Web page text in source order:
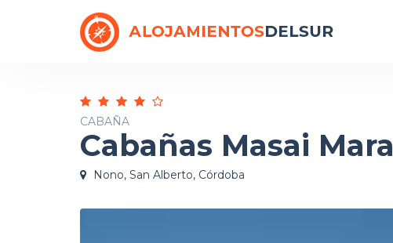
CABAÑA
Cabañas Masai Mara
Nono, San Alberto, Córdoba